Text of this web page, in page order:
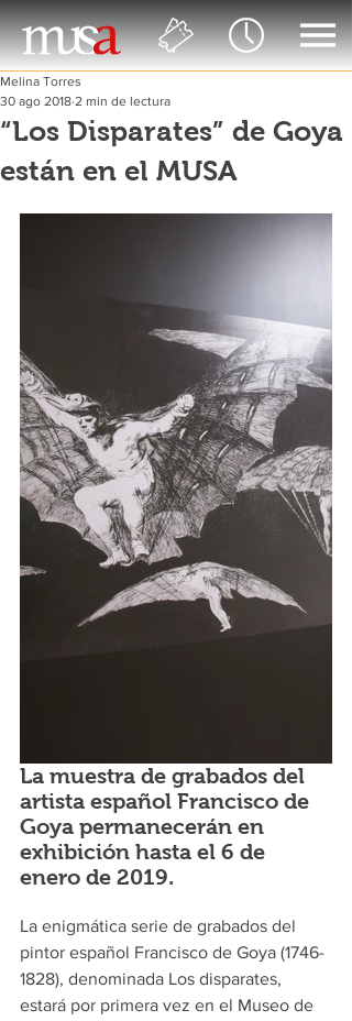
“Los Disparates” de Goya
están en el MUSA
Melina Torres
30 ago 2018 2 min de lectura
La muestra de grabados del
artista español Francisco de
Goya permanecerán en
exhibición hasta el 6 de
enero de 2019.
La enigmática serie de grabados del
pintor español Francisco de Goya (1746-
1828), denominada Los disparates,
estará por primera vez en el Museo de